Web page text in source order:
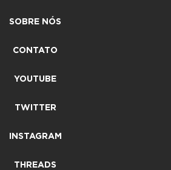
SOBRE NÓS
CONTATO
YOUTUBE
TWITTER
INSTAGRAM
THREADS